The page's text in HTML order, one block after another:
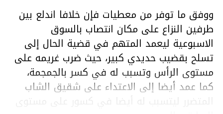
ووفق ما توفر من معطيات فإن خلافا اندلع بين
طرفين النزاع على مكان انتصاب بالسوق
الاسبوعية ليعمد المتهم في قضية الحال إلى
تسلح بقضيب حديدي كبير، حيث ضرب غريمه على
مستوى الرأس وتسبب له في كسر بالجمجمة،
كما عمد أيضا إلى الاعتداء على شقيق الشاب
المتضرر ليتسبب له أيضا في كسور على مستوى